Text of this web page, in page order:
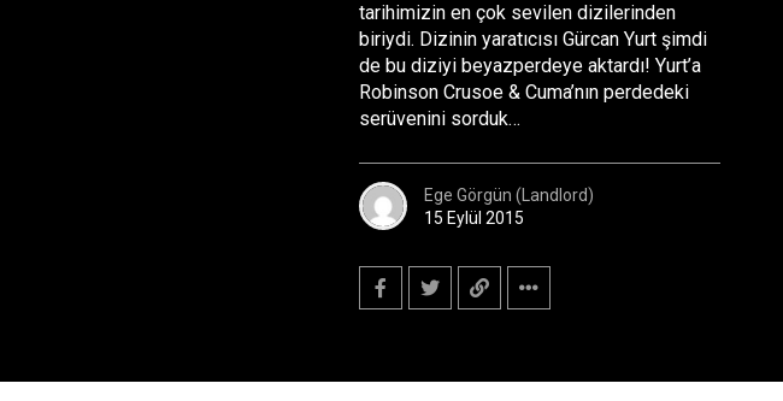
tarihimizin en çok sevilen dizilerinden
biriydi. Dizinin yaratıcısı Gürcan Yurt şimdi
de bu diziyi beyazperdeye aktardı! Yurt’a
Robinson Crusoe & Cuma’nın perdedeki
serüvenini sorduk…
Ege Görgün (Landlord)
15 Eylül 2015